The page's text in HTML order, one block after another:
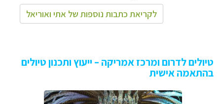
לקריאת כתבות נוספות של אתי ואוריאל
טיולים לדרום ומרכז אמריקה – ייעוץ ותכנון טיולים
בהתאמה אישית